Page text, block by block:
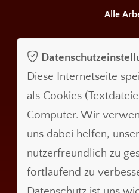
Alle
Diese Internetseite
als Cookies
Computer. Wir
uns dabei helfen,
nutzerfreundlich zu
fortlaufend zu